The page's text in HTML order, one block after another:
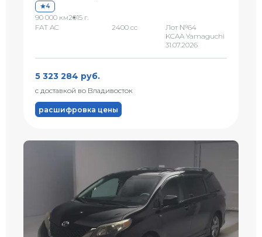
4
90 000 км2015 г.
FAT AC
2400 сс
Лот №64
KCAA Yamaguchi
31.07.2026
5 323 284 руб.
с доставкой во Владивосток
расшифровка цены